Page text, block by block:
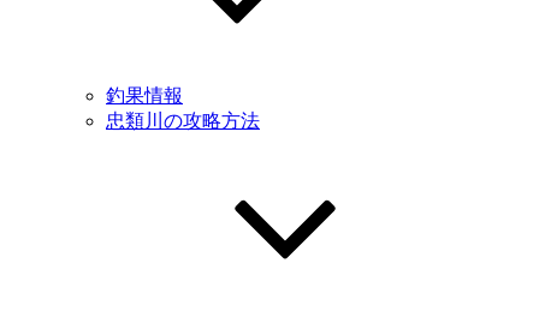
釣果情報
忠類川の攻略方法